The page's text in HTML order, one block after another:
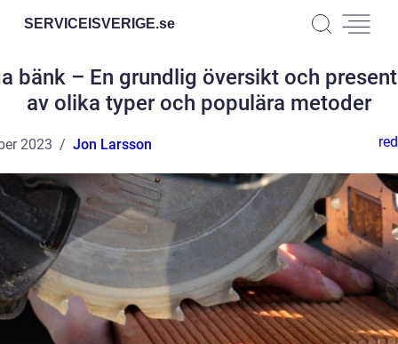
SERVICEISVERIGE.se
bänk – En grundlig översikt och
av olika typer och populära metoder
2023 Jon Larsson